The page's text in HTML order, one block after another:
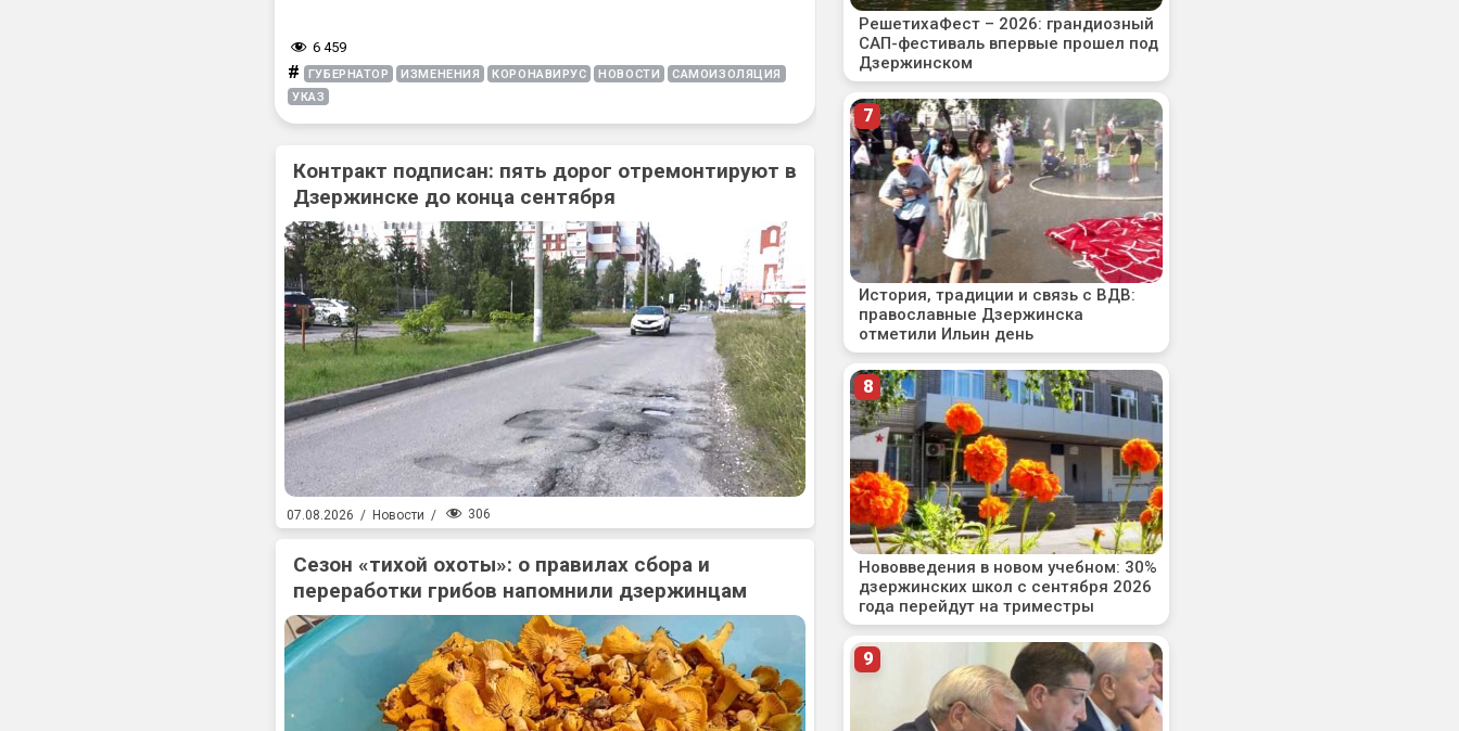
6 459
# ГУБЕРНАТОР ИЗМЕНЕНИЯ КОРОНАВИРУС НОВОСТИ
САМОИЗОЛЯЦИЯ
УКАЗ
Контракт подписан: пять дорог отремонтируют в
Дзержинске до конца сентября
07.08.2026 / Новости / 306
Сезон «тихой охоты»: о правилах сбора и
переработки грибов напомнили дзержинцам